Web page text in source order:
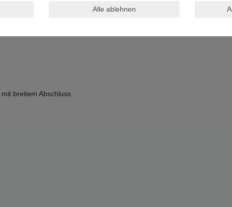
saugfähig, hautsympathisch
dichtem Flor verhindert ein
breitem Abschluss
Alle ablehnen